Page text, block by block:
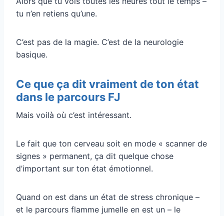
tu n’en retiens qu’une.
C’est pas de la magie. C’est de la neurologie
basique.
Ce que ça dit vraiment de ton état
dans le parcours FJ
Mais voilà où c’est intéressant.
Le fait que ton cerveau soit en mode « scanner de
signes » permanent, ça dit quelque chose
d’important sur ton état émotionnel.
Quand on est dans un état de stress chronique –
et le parcours flamme jumelle en est un – le